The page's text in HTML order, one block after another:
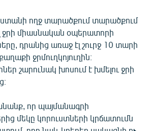
ողջ տարածքում տարածքում
ջրի միասնական օպերատորի
դրանից առաջ էլ շուրջ 10 տարի
ջրմուղկոյուղին։
շարունակ խոսում է խմելու ջրի
որ պայմանագրի
մեկը կորուստների կրճատումն